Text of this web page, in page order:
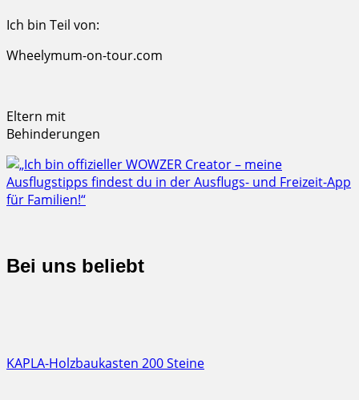
Ich bin Teil von:
Wheelymum-on-tour.com
Eltern mit
Behinderungen
Bei uns beliebt
KAPLA-Holzbaukasten 200 Steine